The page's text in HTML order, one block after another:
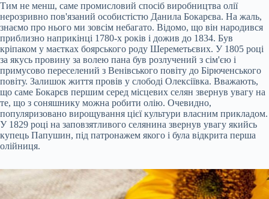
Тим не менш, саме промисловий спосіб виробництва олії
нерозривно пов'язаний особистістю Данила Бокарєва. На жаль,
знаємо про нього ми зовсім небагато. Відомо, що він народився
приблизно наприкінці 1780-х років і дожив до 1834. Був
кріпаком у маєтках боярського роду Шереметьєвих. У 1805 році
за якусь провину за волею пана був розлучений з сім'єю і
примусово переселений з Венівського повіту до Бірюченського
повіту. Залишок життя провів у слободі Олексіївка. Вважають,
що саме Бокарєв першим серед місцевих селян звернув увагу на
те, що з соняшнику можна робити олію. Очевидно,
популяризовано вирощування цієї культури власним прикладом.
У 1829 році на заповзятливого селянина звернув увагу якийсь
купець Папушин, під патронажем якого і була відкрита перша
олійниця.